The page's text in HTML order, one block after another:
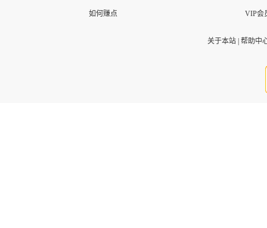
如何赚点 VIP会
关于本站| 帮助中